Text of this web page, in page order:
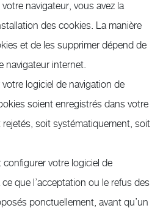
votre navigateur, vous avez la
des cookies. La manière
et de les supprimer dépend de
navigateur internet.
logiciel de navigation de
soient enregistrés dans votre
rejetés, soit systématiquement, soit
configurer votre logiciel de
que l’acceptation ou le refus des
ponctuellement, avant qu’un